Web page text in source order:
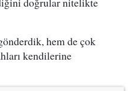
hem de çok
kendilerine